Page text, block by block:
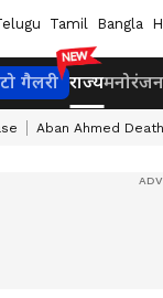
Tamil Bangla
गैलरी राज्यमनोरंजन
Aban Ahmed Death